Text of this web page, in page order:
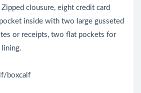
clousure, eight credit card
inside with two large gusseted
or receipts, two flat pockets for
lining.
boxcalf